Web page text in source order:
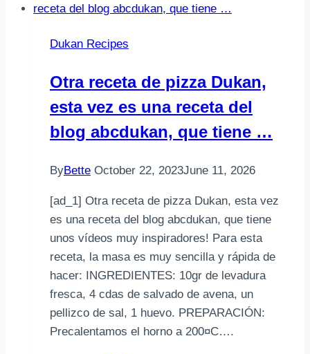
yulaf
bugday
qargi…
Dukan Recipes
Otra receta de pizza Dukan,
esta vez es una receta del
blog abcdukan, que tiene …
ByBette October 22, 2023June 11, 2026
[ad_1] Otra receta de pizza Dukan, esta vez
es una receta del blog abcdukan, que tiene
unos vídeos muy inspiradores! Para esta
receta, la masa es muy sencilla y rápida de
hacer: INGREDIENTES: 10gr de levadura
fresca, 4 cdas de salvado de avena, un
pellizco de sal, 1 huevo. PREPARACIÓN:
Precalentamos el horno a 200¤C….